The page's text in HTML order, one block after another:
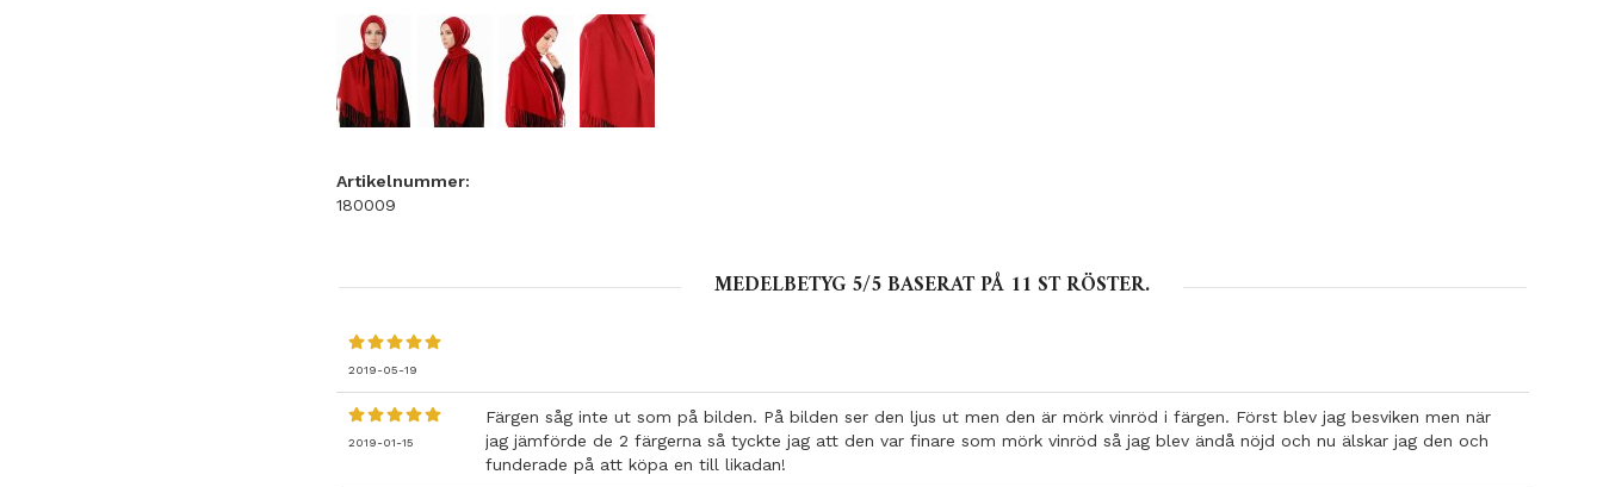
Artikelnummer:
180009
MEDELBETYG 5/5 BASERAT PÅ 11 ST RÖSTER.
2019-05-19
2019-01-15
Färgen såg inte ut som på bilden. På bilden ser den ljus ut men den är mörk vinröd i färgen. Först blev jag besviken men när
jag jämförde de 2 färgerna så tyckte jag att den var finare som mörk vinröd så jag blev ändå nöjd och nu älskar jag den och
funderade på att köpa en till likadan!